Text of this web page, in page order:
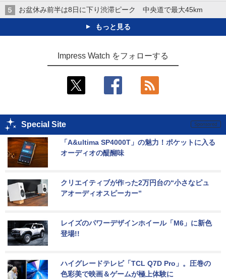
お盆休み前半は8日に下り渋滞ピーク 中央道で最大45km
もっと見る
Impress Watch をフォローする
Special Site
「A&ultima SP4000T」の魅力！ポケットに入る
オーディオの醍醐味
クリエイティブが作った2万円台の“小さなピュ
アオーディオスピーカー”
レイズのパワーデザインホイール「M6」に新色
登場!!
ハイグレードテレビ「TCL Q7D Pro」。圧巻の
色彩美で映画＆ゲームが極上体験に